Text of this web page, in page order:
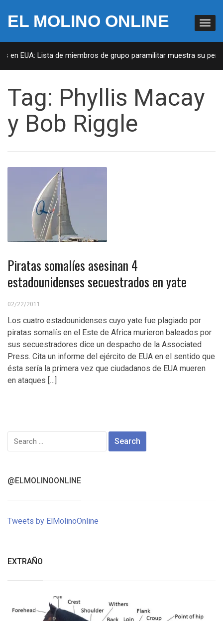
EL MOLINO ONLINE
en EUA: Lista de miembros de grupo paramilitar muestra su
Tag: Phyllis Macay
y Bob Riggle
Piratas somalíes asesinan 4
estadounidenses secuestrados en yate
02/22/2011
Los cuatro estadounidenses cuyo yate fue plagiado por
piratas somalís en el Este de Africa murieron baleados por
sus secuestradores dice un despacho de la Associated
Press. Cita un informe del ejército de EUA en el sentido que
ésta sería la primera vez que ciudadanos de EUA mueren
en ataques […]
Search
for:
@ELMOLINOONLINE
Tweets by ElMolinoOnline
EXTRAÑO